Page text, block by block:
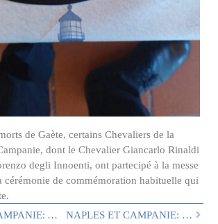
de Gaète, certains Chevaliers de la
dont le Chevalier Giancarlo Rinaldi
degli Innoenti, ont partecipé à la messe
cérémonie de commémoration habituelle qui
NAPLES ET CAMPANIE: ACTIVITÉS PENDANT LES FÊTES DE NOËL
NAPLES ET CAMPANIE: RÉCENTES ACTIVITÉS DE DÉLÉGATION